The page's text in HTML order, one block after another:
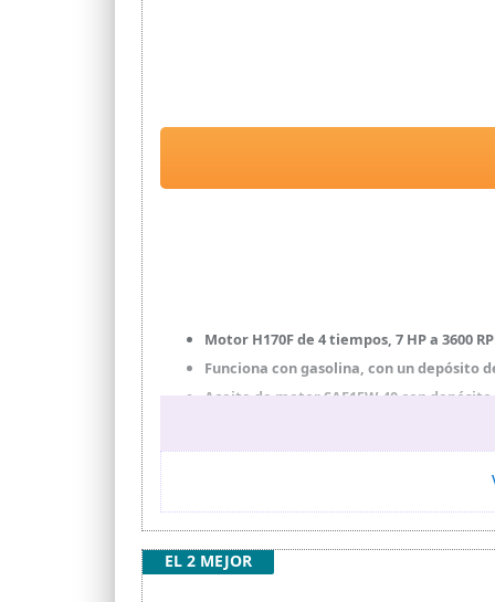
Motor H170F de 4 tiempos, 7 HP a 3600
Funciona con gasolina, con un depósito
Aceite de motor SAE15W-40 con
Cuenta con 1 velocidad hacia adelante
Equipado con ruedas 400x7 y un ancho
EL 2 MEJOR